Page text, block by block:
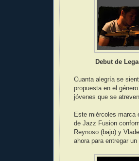
Debut de
Cuanta alegría se
propuesta en el
jóvenes que se
Este miércoles marca
de Jazz Fusion
Reynoso (bajo) y
ahora para entregar